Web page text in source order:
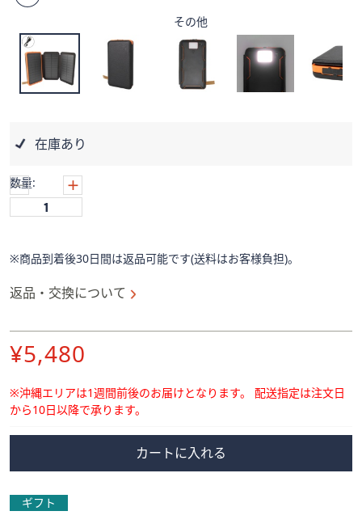
で
左
右
ス
プ
て
閲
き
す。
その他
在庫あり
数量:
※商品到着後30日間は返品可能です(送料はお客様負担)。
返品・交換について
削
除
¥5,480
※沖縄エリアは1週間前後のお届けとなります。
配送指定は注文日
から10日以降で承ります。
カートに入れる
ギフト